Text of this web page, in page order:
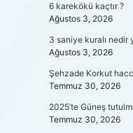
6 karekökü kaçtır ?
Ağustos 3, 2026
3 saniye kuralı nedir
Ağustos 3, 2026
Şehzade Korkut
Temmuz 30, 2026
2025’te Güneş
Temmuz 30, 2026